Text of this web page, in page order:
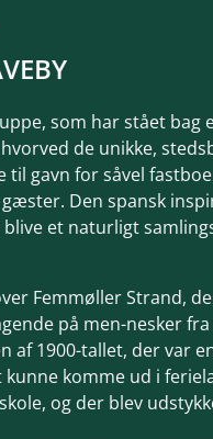
som har stået
de unikke,
gavn for såvel
Den spansk
et naturligt
Femmøller Strand,
på men-nesker
af 1900-tallet, der
komme ud i
og der blev